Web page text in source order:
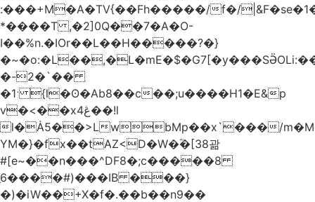
:���+M�A�TV{��Fh�����/f�/|&F�
*����T ,�2]0Q��7�A�O-
I��%n.�IOr��L��H�����?�}
�-2�`��
�1ˑ {l�ʘ�Ab8��c��;u����H1�E&p
v�<��xڠ4��!l
l�Ȧ5��>LwbMp��x`���/
YM�}�fx��tAZ<D�W�ؓ�[38괆
#[e~��n���^DF8�;c�����8
ַ6����#)���IB ���}
�)�iW��+X�f�.��b��n9��